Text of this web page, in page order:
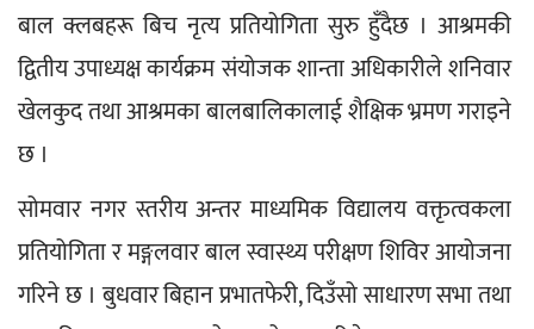
बाल क्लबहरू बिच नृत्य प्रतियोगिता सुरु हुँदैछ । आश्रमकी
द्वितीय उपाध्यक्ष कार्यक्रम संयोजक शान्ता अधिकारीले शनिवार
खेलकुद तथा आश्रमका बालबालिकालाई शैक्षिक भ्रमण गराइने
छ ।
सोमवार नगर स्तरीय अन्तर माध्यमिक विद्यालय वक्तृत्वकला
प्रतियोगिता र मङ्गलवार बाल स्वास्थ्य परीक्षण शिविर आयोजना
गरिने छ । बुधवार बिहान प्रभातफेरी, दिउँसो साधारण सभा तथा